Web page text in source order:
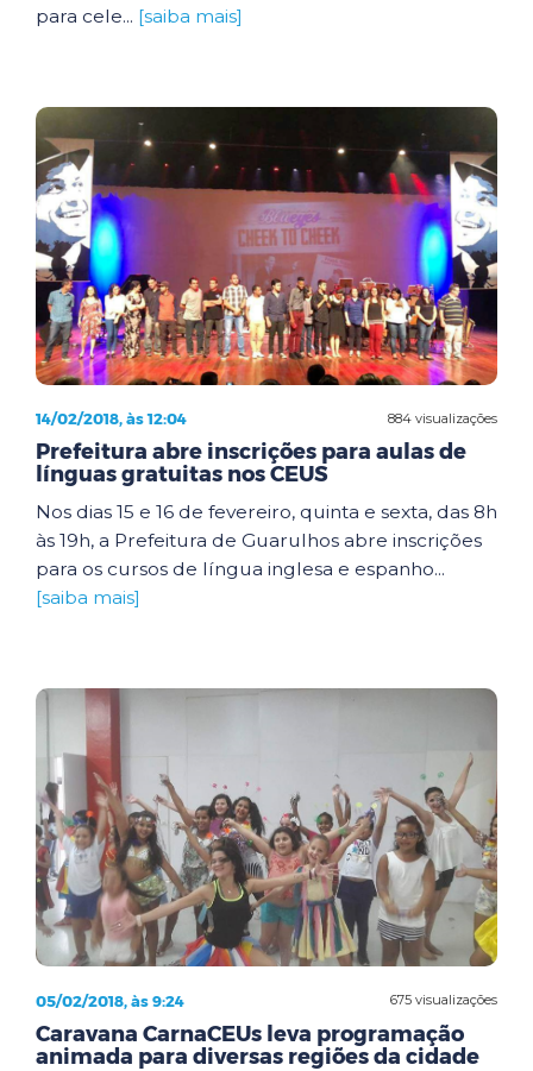
para cele... [saiba mais]
884 visualizações
14/02/2018, às 12:04
Prefeitura abre inscrições para aulas de
línguas gratuitas nos CEUS
Nos dias 15 e 16 de fevereiro, quinta e sexta, das 8h
às 19h, a Prefeitura de Guarulhos abre inscrições
para os cursos de língua inglesa e espanho...
[saiba mais]
675 visualizações
05/02/2018, às 9:24
Caravana CarnaCEUs leva programação
animada para diversas regiões da cidade